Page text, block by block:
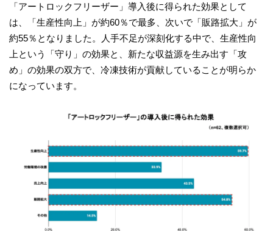
「アートロックフリーザー」導入後に得られた効果として
は、「生産性向上」が約60％で最多、次いで「販路拡大」が
約55％となりました。人手不足が深刻化する中で、生産性向
上という「守り」の効果と、新たな収益源を生み出す「攻
め」の効果の双方で、冷凍技術が貢献していることが明らか
になっています。